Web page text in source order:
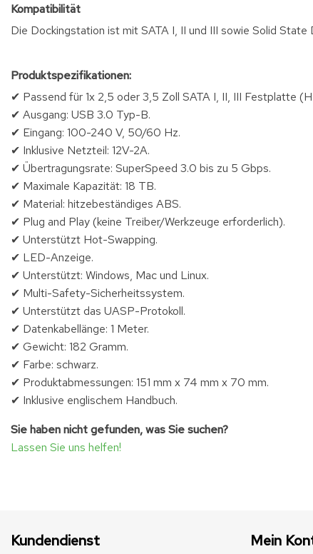
Kompatibilität
Die Dockingstation ist mit SATA I, II und III sowie Solid
Produktspezifikationen:
✔ Passend für 1x 2,5 oder 3,5 Zoll SATA I, II, III Festplatte
✔ Ausgang: USB 3.0 Typ-B.
✔ Eingang: 100-240 V, 50/60 Hz.
✔ Inklusive Netzteil: 12V-2A.
✔ Übertragungsrate: SuperSpeed 3.0 bis zu 5 Gbps.
✔ Maximale Kapazität: 18 TB.
✔ Material: hitzebeständiges ABS.
✔ Plug and Play (keine Treiber/Werkzeuge erforderlich).
✔ Unterstützt Hot-Swapping.
✔ LED-Anzeige.
✔ Unterstützt: Windows, Mac und Linux.
✔ Multi-Safety-Sicherheitssystem.
✔ Unterstützt das UASP-Protokoll.
✔ Datenkabellänge: 1 Meter.
✔ Gewicht: 182 Gramm.
✔ Farbe: schwarz.
✔ Produktabmessungen: 151 mm x 74 mm x 70 mm.
✔ Inklusive englischem Handbuch.
Sie haben nicht gefunden, was Sie suchen?
Lassen Sie uns helfen!
Kundendienst Mein